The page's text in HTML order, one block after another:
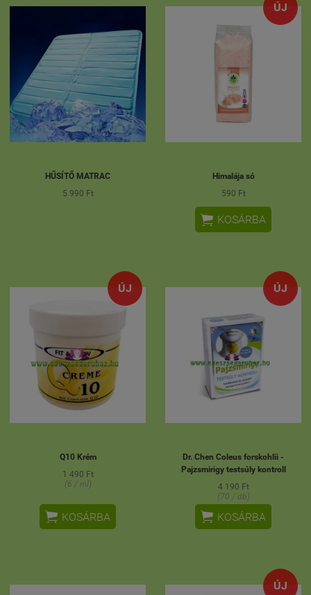
HŰSÍTŐ MATRAC
5 990 Ft
ÚJ
Himalája só
590 Ft
 KOSÁRBA
ÚJ
Q10 Krém
1 490 Ft
(6 / ml)
 KOSÁRBA
ÚJ
Dr. Chen Coleus forskohlii -
Pajzsmirigy testsúly kontroll
4 190 Ft
(70 / db)
 KOSÁRBA
ÚJ